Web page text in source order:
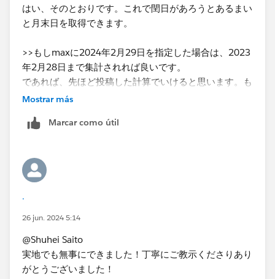
はい、そのとおりです。これで閏日があろうとあるまい
と月末日を取得できます。
>>もしmaxに2024年2月29日を指定した場合は、2023
年2月28日まで集計されれば良いです。
であれば、先ほど投稿した計算でいけると思います。も
しかしたらデータソースの接続先によっては変わるかも
願いします。
Mostrar más
Marcar como útil
.
26 jun. 2024 5:14
@Shuhei Saito
実地でも無事にできました！丁寧にご教示くださりあり
がとうございました！